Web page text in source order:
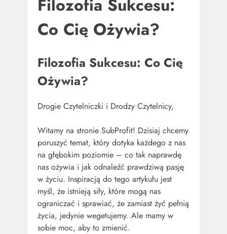
Filozofia Sukcesu:
Co Cię Ożywia?
Filozofia Sukcesu: Co Cię
Ożywia?
Drogie Czytelniczki i Drodzy Czytelnicy,
Witamy na stronie SubProfit! Dzisiaj chcemy
poruszyć temat, który dotyka każdego z nas
na głębokim poziomie – co tak naprawdę
nas ożywia i jak odnaleźć prawdziwą pasję
w życiu. Inspiracją do tego artykułu jest
myśl, że istnieją siły, które mogą nas
ograniczać i sprawiać, że zamiast żyć pełnią
życia, jedynie wegetujemy. Ale mamy w
sobie moc, aby to zmienić.